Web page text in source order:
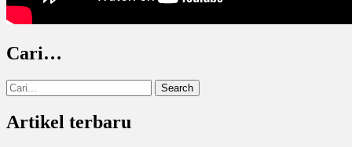
Cari…
Search
for:
Artikel terbaru